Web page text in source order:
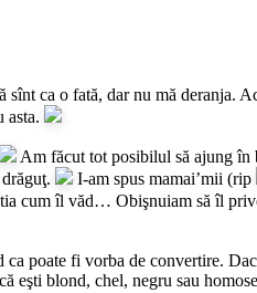
ca o fată, dar nu mă deranja.
asta.
Am făcut tot posibilul să ajung în
I-am spus mamai’mii (rip
cum îl văd… Obişnuiam să îl
poate fi vorba de convertire.
eşti blond, chel, negru sau